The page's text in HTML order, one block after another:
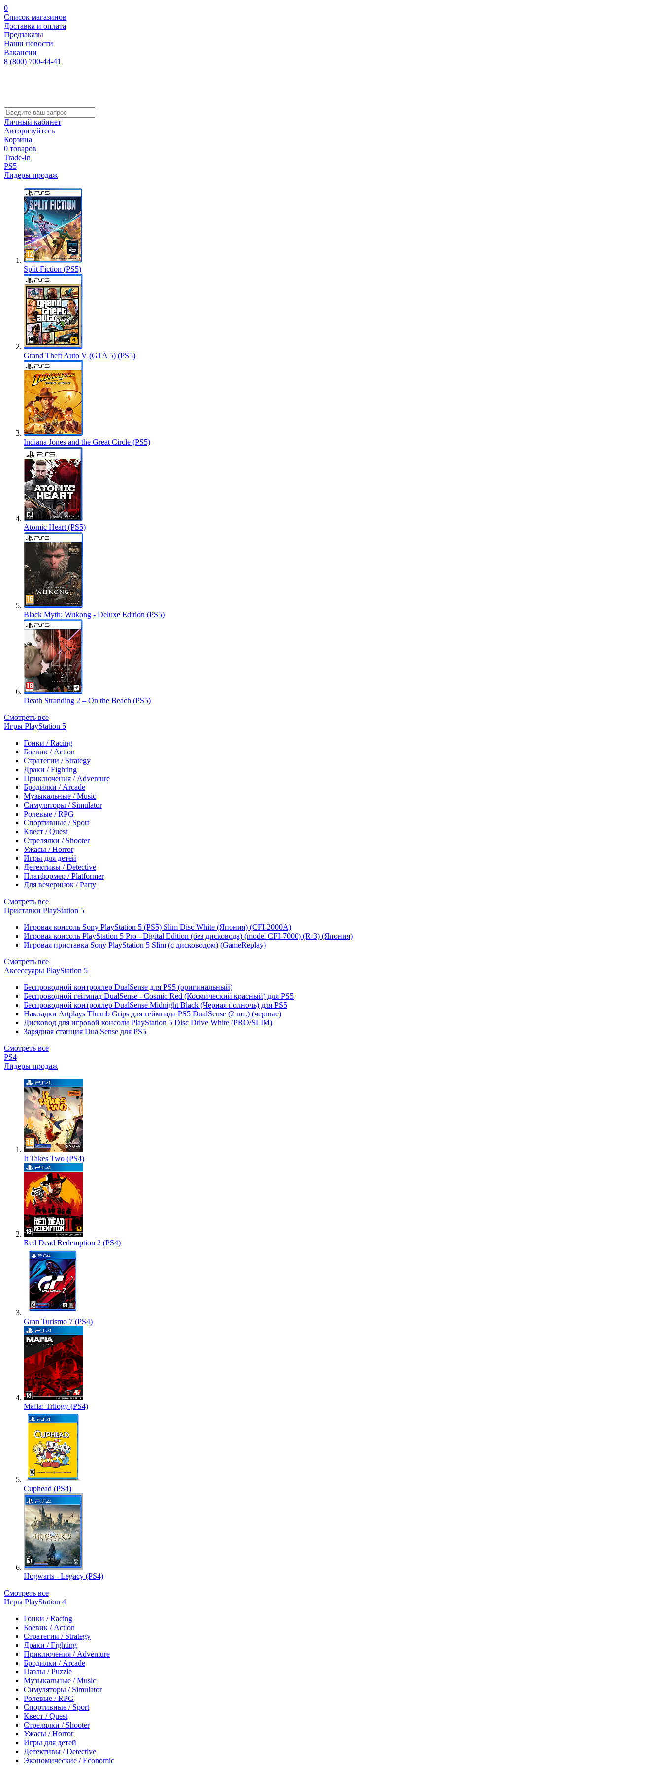
0
Список магазинов
Доставка и оплата
Предзаказы
Наши новости
Вакансии
8 (800) 700-44-41
Личный кабинет
Авторизуйтесь
Корзина
0 товаров
Trade-In
PS5
Лидеры продаж
Split Fiction (PS5)
Grand Theft Auto V (GTA 5) (PS5)
Indiana Jones and the Great Circle (PS5)
Atomic Heart (PS5)
Black Myth: Wukong - Deluxe Edition (PS5)
Death Stranding 2 – On the Beach (PS5)
Смотреть все
Игры PlayStation 5
Гонки / Racing
Боевик / Action
Стратегии / Strategy
Драки / Fighting
Приключения / Adventure
Бродилки / Arcade
Музыкальные / Music
Симуляторы / Simulator
Ролевые / RPG
Спортивные / Sport
Квест / Quest
Стрелялки / Shooter
Ужасы / Horror
Игры для детей
Детективы / Detective
Платформер / Platformer
Для вечеринок / Party
Смотреть все
Приставки PlayStation 5
Игровая консоль Sony PlayStation 5 (PS5) Slim Disc White (Япония) (CFI-2000A)
Игровая консоль PlayStation 5 Pro - Digital Edition (без дисковода) (model CFI-7000) (R-3) (Япония)
Игровая приставка Sony PlayStation 5 Slim (с дисководом) (GameReplay)
Смотреть все
Аксессуары PlayStation 5
Беспроводной контроллер DualSense для PS5 (оригинальный)
Беспроводной геймпад DualSense - Cosmic Red (Космический красный) для PS5
Беспроводной контроллер DualSense Midnight Black (Черная полночь) для PS5
Накладки Artplays Thumb Grips для геймпада PS5 DualSense (2 шт.) (черные)
Дисковод для игровой консоли PlayStation 5 Disc Drive White (PRO/SLIM)
Зарядная станция DualSense для PS5
Смотреть все
PS4
Лидеры продаж
It Takes Two (PS4)
Red Dead Redemption 2 (PS4)
Gran Turismo 7 (PS4)
Mafia: Trilogy (PS4)
Cuphead (PS4)
Hogwarts - Legacy (PS4)
Смотреть все
Игры PlayStation 4
Гонки / Racing
Боевик / Action
Стратегии / Strategy
Драки / Fighting
Приключения / Adventure
Бродилки / Arcade
Пазлы / Puzzle
Музыкальные / Music
Симуляторы / Simulator
Ролевые / RPG
Спортивные / Sport
Квест / Quest
Стрелялки / Shooter
Ужасы / Horror
Игры для детей
Детективы / Detective
Экономические / Economic